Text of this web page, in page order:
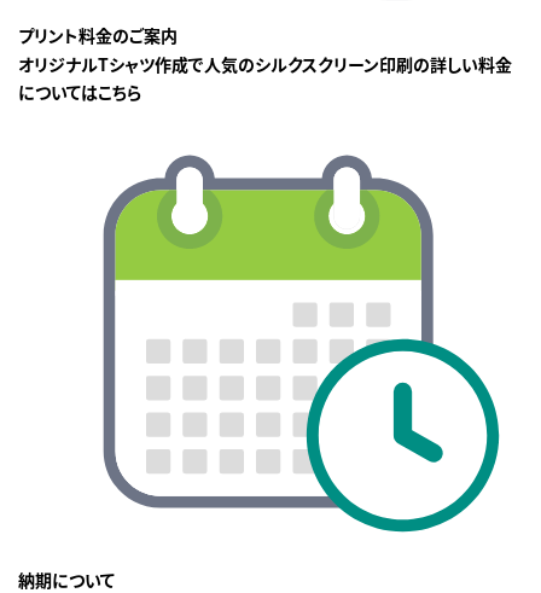
プリント料金のご案内
オリジナルTシャツ作成で人気のシルクスクリーン印刷の詳しい料金
についてはこちら
納期について